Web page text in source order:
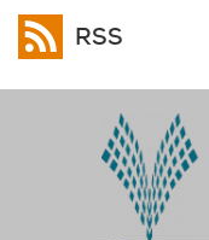
RSS